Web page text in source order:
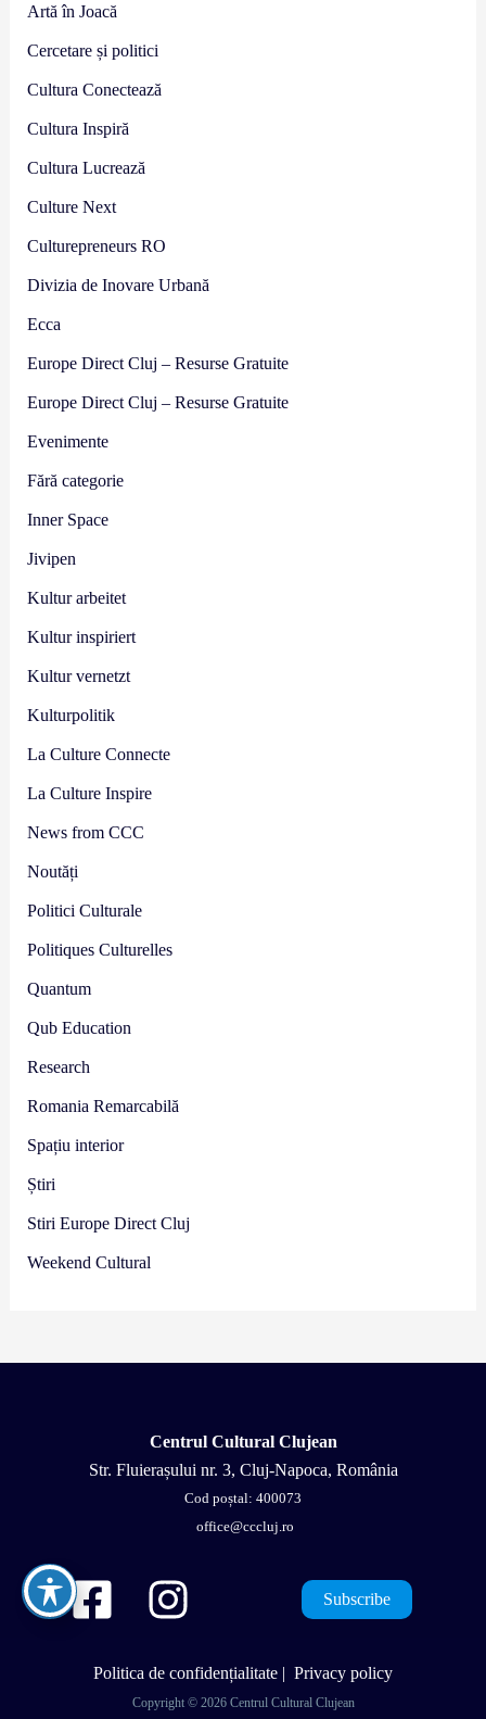
Artă în Joacă
Cercetare și politici
Cultura Conectează
Cultura Inspiră
Cultura Lucrează
Culture Next
Culturepreneurs RO
Divizia de Inovare Urbană
Ecca
Europe Direct Cluj – Resurse Gratuite
Europe Direct Cluj – Resurse Gratuite
Evenimente
Fără categorie
Inner Space
Jivipen
Kultur arbeitet
Kultur inspiriert
Kultur vernetzt
Kulturpolitik
La Culture Connecte
La Culture Inspire
News from CCC
Noutăți
Politici Culturale
Politiques Culturelles
Quantum
Qub Education
Research
Romania Remarcabilă
Spațiu interior
Știri
Stiri Europe Direct Cluj
Weekend Cultural
Centrul Cultural Clujean
Str. Fluierașului nr. 3, Cluj-Napoca, România
Cod poștal: 400073
office@cccluj.ro
Subscribe
Politica de confidențialitate | Privacy policy
Copyright © 2026 Centrul Cultural Clujean